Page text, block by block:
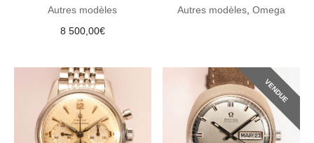
Autres modèles
8 500,00€
Autres modèles ,Omega
VENDUE